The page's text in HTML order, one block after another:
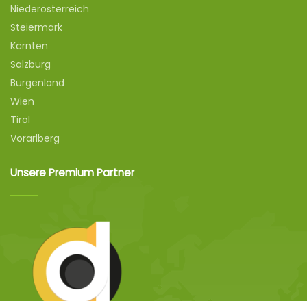
Niederösterreich
Steiermark
Kärnten
Salzburg
Burgenland
Wien
Tirol
Vorarlberg
Unsere Premium Partner